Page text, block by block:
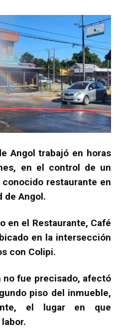
Angol trabajó en horas
en el control de un
restaurante en
de Angol.
en el Restaurante, Café
en la intersección
con Colipi.
no fue precisado, afectó
piso del inmueble,
el lugar en que